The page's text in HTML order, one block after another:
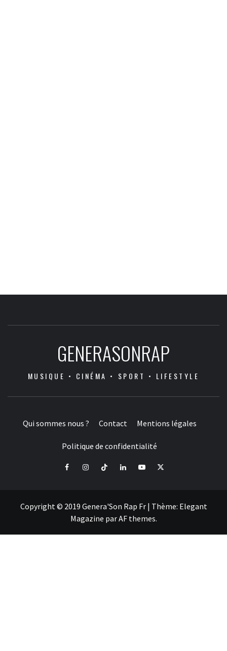
GENERASONRAP
MUSIQUE • CINÉMA • SPORT • LIFESTYLE
Qui sommes nous ? Contact Mentions légales
Politique de confidentialité
FacebookInstagramTiktok LinkedInYoutube
X
Copyright © 2019 Genera'Son Rap Fr | Thème: Elegant
Magazine parAF themes.